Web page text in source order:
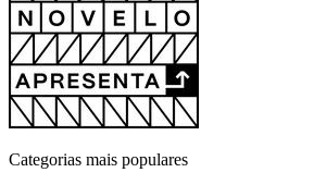
Categorias mais populares